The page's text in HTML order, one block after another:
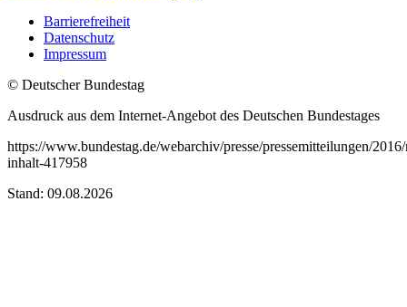
Barrierefreiheit
Datenschutz
Impressum
© Deutscher Bundestag
Ausdruck aus dem Internet-Angebot des Deutschen Bundestages
https://www.bundestag.de/webarchiv/presse/pressemitteilungen/
inhalt-417958
Stand: 09.08.2026